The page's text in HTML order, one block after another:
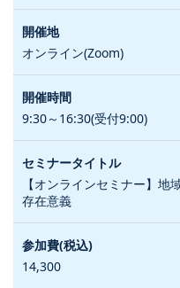
オンライン(Zoom)
9:30～16:30(受付9:00)
【オンラインセミナー】
存在意義
14,300